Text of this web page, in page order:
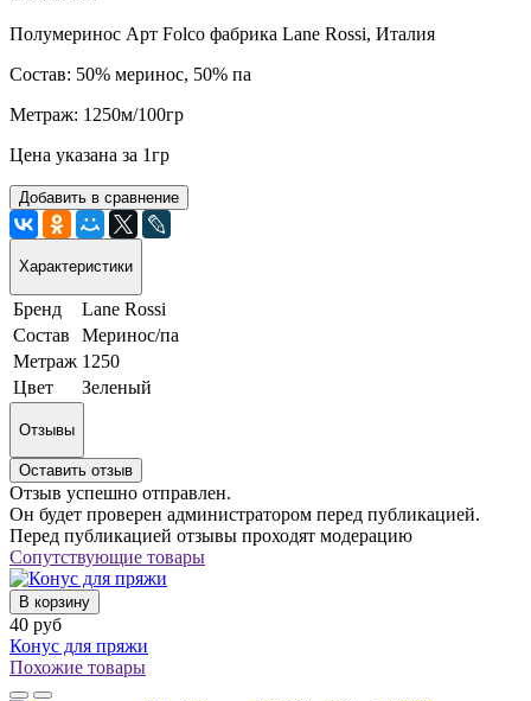
Полумеринос Арт Folco фабрика Lane Rossi, Италия
Состав: 50% меринос, 50% па
Метраж: 1250м/100гр
Цена указана за 1гр
Добавить в сравнение
Характеристики
Бренд
Lane Rossi
Состав
Меринос/па
Метраж 1250
Цвет
Зеленый
Отзывы
Оставить отзыв
Отзыв успешно отправлен.
Он будет проверен администратором перед публикацией.
Перед публикацией отзывы проходят модерацию
Сопутствующие товары
В корзину
40 руб
Конус для пряжи
Похожие товары